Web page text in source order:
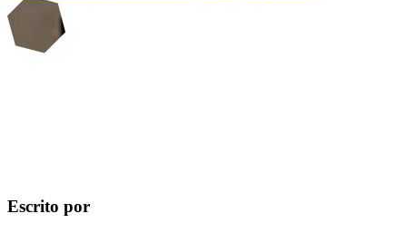
Escrito por